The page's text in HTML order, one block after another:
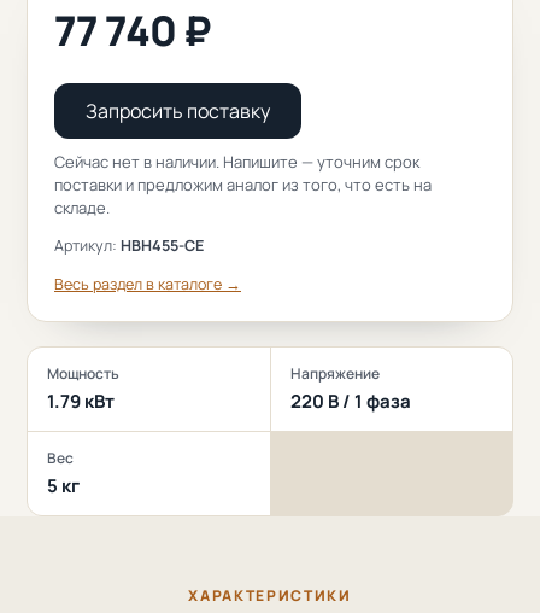
77 740 ₽
Запросить поставку
Сейчас нет в наличии. Напишите — уточним срок
поставки и предложим аналог из того, что есть на
складе.
Артикул: HBH455-CE
Весь раздел в каталоге →
Мощность
1.79 кВт
Напряжение
220 В / 1 фаза
Вес
5 кг
ХАРАКТЕРИСТИКИ